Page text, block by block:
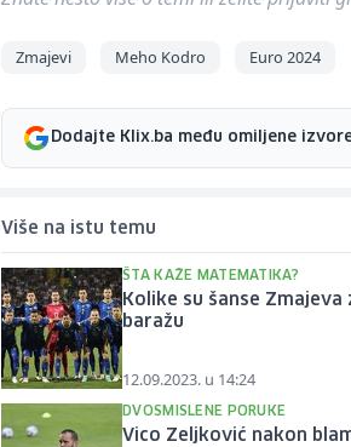
Zmajevi Meho Kodro Euro 2024
Dodajte Klix.ba među omiljene
Više na istu temu
ŠTA KAŽE MATEMATIKA?
Kolike su šanse
baražu
12.09.2023. u 14:24
DVOSMISLENE PORUKE
Vico Zeljković nakon